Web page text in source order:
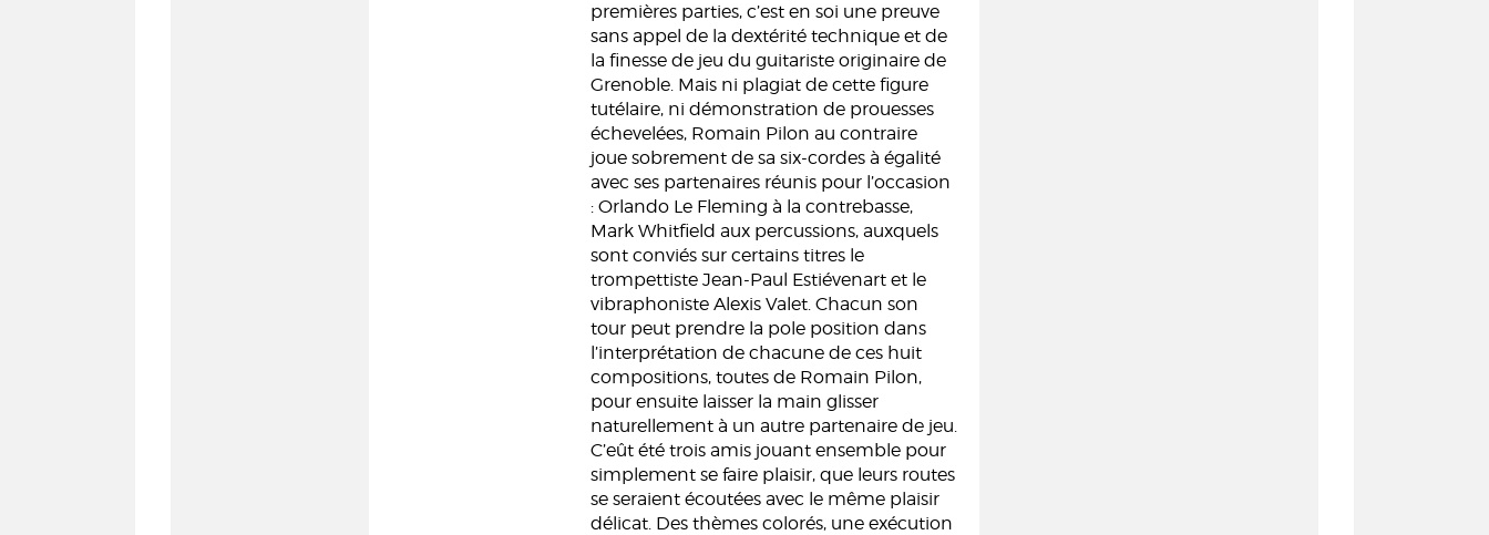
premières parties, c’est en soi une preuve
sans appel de la dextérité technique et de
la finesse de jeu du guitariste originaire de
Grenoble. Mais ni plagiat de cette figure
tutélaire, ni démonstration de prouesses
échevelées, Romain Pilon au contraire
joue sobrement de sa six-cordes à égalité
avec ses partenaires réunis pour l’occasion
: Orlando Le Fleming à la contrebasse,
Mark Whitfield aux percussions, auxquels
sont conviés sur certains titres le
trompettiste Jean-Paul Estiévenart et le
vibraphoniste Alexis Valet. Chacun son
tour peut prendre la pole position dans
l’interprétation de chacune de ces huit
compositions, toutes de Romain Pilon,
pour ensuite laisser la main glisser
naturellement à un autre partenaire de jeu.
C’eût été trois amis jouant ensemble pour
simplement se faire plaisir, que leurs routes
se seraient écoutées avec le même plaisir
délicat. Des thèmes colorés, une exécution